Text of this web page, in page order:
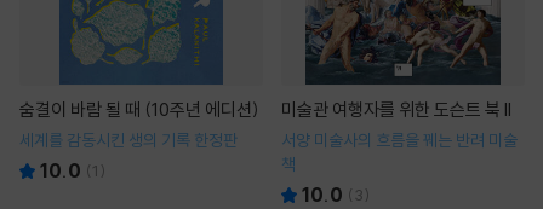
숨결이 바람 될 때 (10주년 에디션)
세계를 감동시킨 생의 기록 한정판
10.0 (1 )
미술관 여행자를 위한 도슨트 북 II
서양 미술사의 흐름을 꿰는 반려 미술
책
10.0 ( 3)